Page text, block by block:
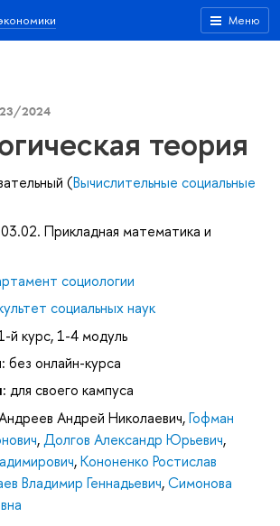
Меню
2024
теория
(Вычислительные социальные
Прикладная математика и
социологии
социальных наук
й курс, 1-4 модуль
без онлайн-курса
для своего кампуса
Андрей Николаевич,Гофман
,Долгов Александр Юрьевич,
,Кононенко Ростислав
Владимир Геннадьевич,Симонова